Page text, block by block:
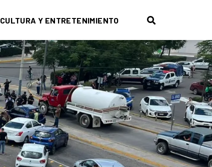
CULTURA Y ENTRETENIMIENTO